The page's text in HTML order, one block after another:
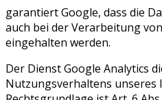
garantiert Google, dass die
auch bei der Verarbeitung
eingehalten werden.
Der Dienst Google Analytics
Nutzungsverhaltens